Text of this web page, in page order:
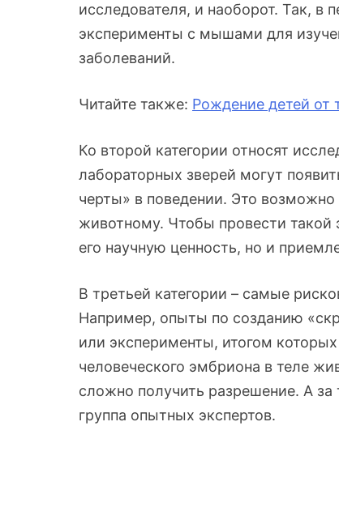
исследователя, и наоборот. Так,
эксперименты с мышами для
заболеваний.
Читайте также: Рождение детей от
Ко второй категории относят
лабораторных зверей могут
черты» в поведении. Это возможно
животному. Чтобы провести такой
его научную ценность, но и
В третьей категории – самые
Например, опыты по созданию
или эксперименты, итогом
человеческого эмбриона в теле
сложно получить разрешение. А
группа опытных экспертов.